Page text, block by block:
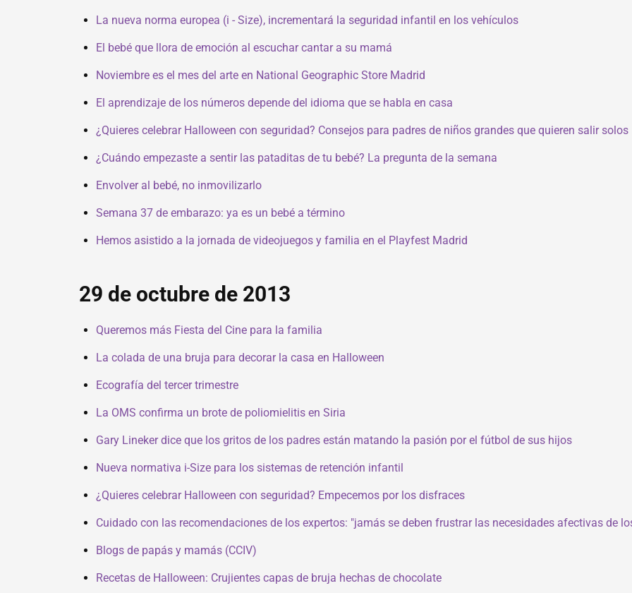
La nueva norma europea (i - Size), incrementará la seguridad infantil en los vehículos
El bebé que llora de emoción al escuchar cantar a su mamá
Noviembre es el mes del arte en National Geographic Store Madrid
El aprendizaje de los números depende del idioma que se habla en casa
¿Quieres celebrar Halloween con seguridad? Consejos para padres de niños grandes que quieren salir solos
¿Cuándo empezaste a sentir las pataditas de tu bebé? La pregunta de la semana
Envolver al bebé, no inmovilizarlo
Semana 37 de embarazo: ya es un bebé a término
Hemos asistido a la jornada de videojuegos y familia en el Playfest Madrid
29 de octubre de 2013
Queremos más Fiesta del Cine para la familia
La colada de una bruja para decorar la casa en Halloween
Ecografía del tercer trimestre
La OMS confirma un brote de poliomielitis en Siria
Gary Lineker dice que los gritos de los padres están matando la pasión por el fútbol de sus hijos
Nueva normativa i-Size para los sistemas de retención infantil
¿Quieres celebrar Halloween con seguridad? Empecemos por los disfraces
Cuidado con las recomendaciones de los expertos: "jamás se deben frustrar las necesidades afectivas de
Blogs de papás y mamás (CCIV)
Recetas de Halloween: Crujientes capas de bruja hechas de chocolate